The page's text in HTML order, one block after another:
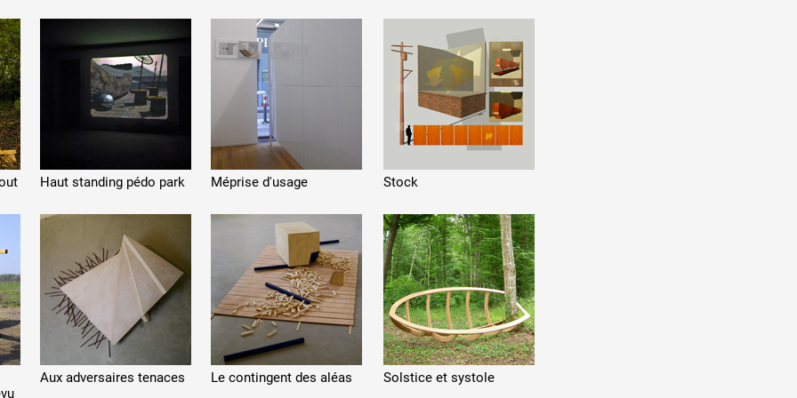
Haut standing pédo park Méprise d'usage Stock
Aux adversaires tenaces Le contingent des aléas Solstice et systole